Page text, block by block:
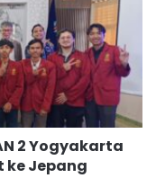
2 Yogyakarta
ke Jepang